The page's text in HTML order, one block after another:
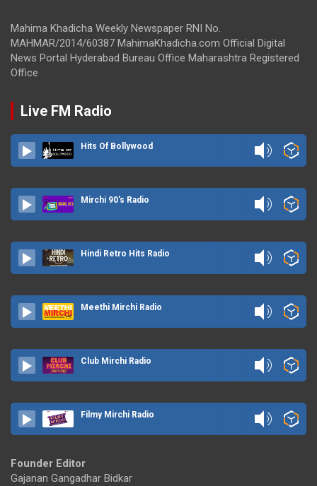
Mahima Khadicha Weekly Newspaper RNI No.
MAHMAR/2014/60387 MahimaKhadicha.com Official Digital
News Portal Hyderabad Bureau Office Maharashtra Registered
Office
Live FM Radio
Hits Of Bollywood
Mirchi 90's Radio
Hindi Retro Hits Radio
Meethi Mirchi Radio
Club Mirchi Radio
Filmy Mirchi Radio
Founder Editor
Gajanan Gangadhar Bidkar